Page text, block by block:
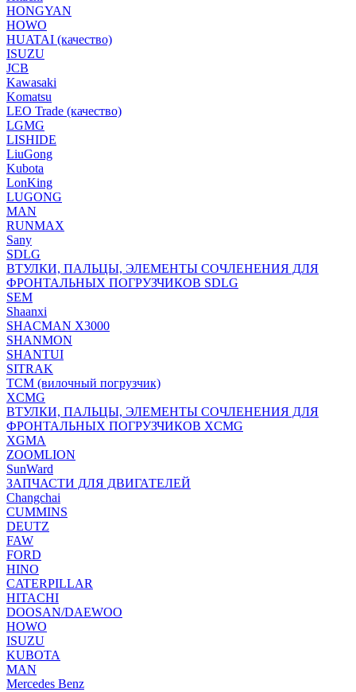
HONGYAN
HOWO
HUATAI (качество)
ISUZU
JCB
Kawasaki
Komatsu
LEO Trade (качество)
LGMG
LISHIDE
LiuGong
Kubota
LonKing
LUGONG
MAN
RUNMAX
Sany
SDLG
ВТУЛКИ, ПАЛЬЦЫ, ЭЛЕМЕНТЫ СОЧЛЕНЕНИЯ ДЛЯ
ФРОНТАЛЬНЫХ ПОГРУЗЧИКОВ SDLG
SEM
Shaanxi
SHACMAN X3000
SHANMON
SHANTUI
SITRAK
TCM (вилочный погрузчик)
XCMG
ВТУЛКИ, ПАЛЬЦЫ, ЭЛЕМЕНТЫ СОЧЛЕНЕНИЯ ДЛЯ
ФРОНТАЛЬНЫХ ПОГРУЗЧИКОВ XCMG
XGMA
ZOOMLION
SunWard
ЗАПЧАСТИ ДЛЯ ДВИГАТЕЛЕЙ
Changchai
CUMMINS
DEUTZ
FAW
FORD
HINO
CATERPILLAR
HITACHI
DOOSAN/DAEWOO
HOWO
ISUZU
KUBOTA
MAN
Mercedes Benz